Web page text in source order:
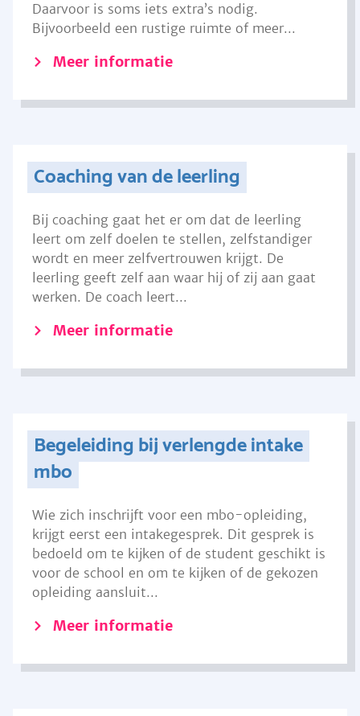
Daarvoor is soms iets extra’s nodig.
Bijvoorbeeld een rustige ruimte of meer...
Meer informatie
Coaching van de leerling
Bij coaching gaat het er om dat de leerling
leert om zelf doelen te stellen, zelfstandiger
wordt en meer zelfvertrouwen krijgt. De
leerling geeft zelf aan waar hij of zij aan gaat
werken. De coach leert...
Meer informatie
Begeleiding bij verlengde intake
mbo
Wie zich inschrijft voor een mbo-opleiding,
krijgt eerst een intakegesprek. Dit gesprek is
bedoeld om te kijken of de student geschikt is
voor de school en om te kijken of de gekozen
opleiding aansluit...
Meer informatie